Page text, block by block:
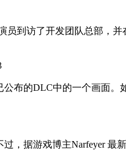
到访了开发团队总部，
的DLC中的一个画面。
据游戏博主Narfeyer​ 最